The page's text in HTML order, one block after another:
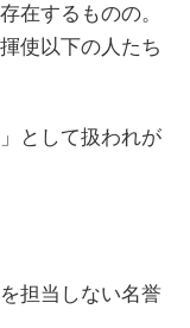
在するものの。
使以下の人たち
として扱われが
担当しない名誉